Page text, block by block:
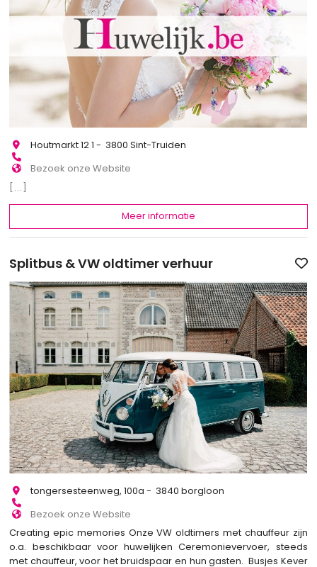
Houtmarkt 12 1 - 3800 Sint-Truiden
Bezoek onze Website
[...]
Meer informatie
Splitbus & VW oldtimer verhuur
tongersesteenweg, 100a - 3840 borgloon
Bezoek onze Website
Creating epic memories Onze VW oldtimers met chauffeur zijn
o.a. beschikbaar voor huwelijken Ceremonievervoer, steeds
met chauffeur, voor het bruidspaar en hun gasten. Busjes Kever